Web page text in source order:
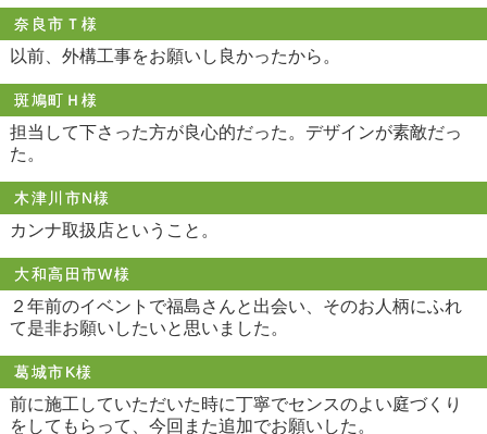
奈良市Ｔ様
以前、外構工事をお願いし良かったから。
斑鳩町Ｈ様
担当して下さった方が良心的だった。デザインが素敵だっ
た。
木津川市N様
カンナ取扱店ということ。
大和高田市W様
２年前のイベントで福島さんと出会い、そのお人柄にふれ
て是非お願いしたいと思いました。
葛城市K様
前に施工していただいた時に丁寧でセンスのよい庭づくり
をしてもらって、今回また追加でお願いした。